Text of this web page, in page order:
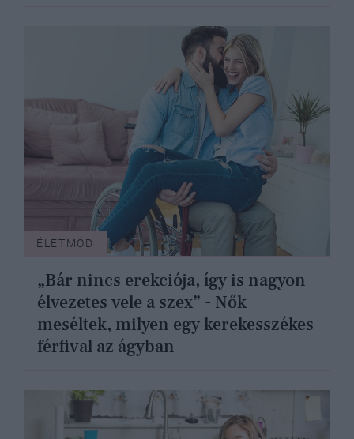
ÉLETMÓD
„Bár nincs erekciója, így is nagyon
élvezetes vele a szex” - Nők
meséltek, milyen egy kerekesszékes
férfival az ágyban